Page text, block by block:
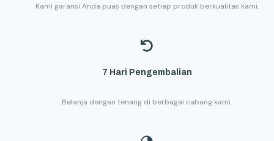
Kami garansi Anda puas dengan setiap produk berkualitas kami.
7 Hari Pengembalian
Belanja dengan tenang di berbagai cabang kami.